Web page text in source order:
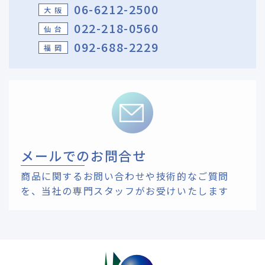
大 阪 06-6212-2500
仙 台 022-218-0560
福 岡 092-688-2229
メールでのお問合せ
商品に関するお問い合わせや技術的なご質問
を、 当社の専門スタッフがお受けいたします